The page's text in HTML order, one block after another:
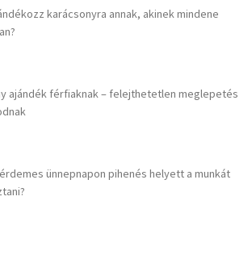
karácsonyra annak, akinek mindene
ajándék férfiaknak – felejthetetlen meglepetés
ünnepnapon pihenés helyett a munkát